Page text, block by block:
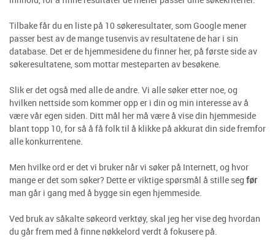
Tilbake får du en liste på 10 søkeresultater, som Google mener
passer best av de mange tusenvis av resultatene de har i sin
database. Det er de hjemmesidene du finner her, på første side av
søkeresultatene, som mottar mesteparten av besøkene.
Slik er det også med alle de andre. Vi alle søker etter noe, og
hvilken nettside som kommer opp er i din og min interesse av å
være vår egen siden. Ditt mål her må være å vise din hjemmeside
blant topp 10, for så å få folk til å klikke på akkurat din side fremfor
alle konkurrentene.
Men hvilke ord er det vi bruker når vi søker på Internett, og hvor
mange er det som søker? Dette er viktige spørsmål å stille seg før
man går i gang med å bygge sin egen hjemmeside.
Ved bruk av såkalte søkeord verktøy, skal jeg her vise deg hvordan
du går frem med å finne nøkkelord verdt å fokusere på.